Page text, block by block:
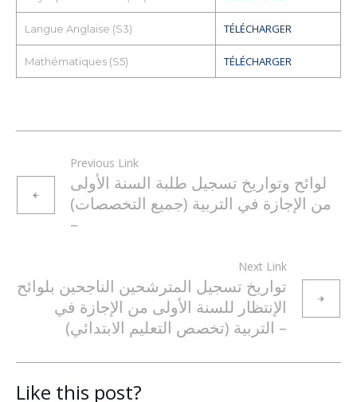
Langue Anglaise (S3) TÉLÉCHARGER
Mathématiques (S5) TÉLÉCHARGER
Previous Link
لوائح وتواريخ تسجيل طلبة السنة الأولى
من الإجازة في التربية (جميع التخصصات)
–
Next Link
تواريخ تسجيل المترشحين الناجحين بلوائح
الإنتظار للسنة الأولى من الإجازة في
التربية (تخصص التعليم الابتدائي) –
Like this post?